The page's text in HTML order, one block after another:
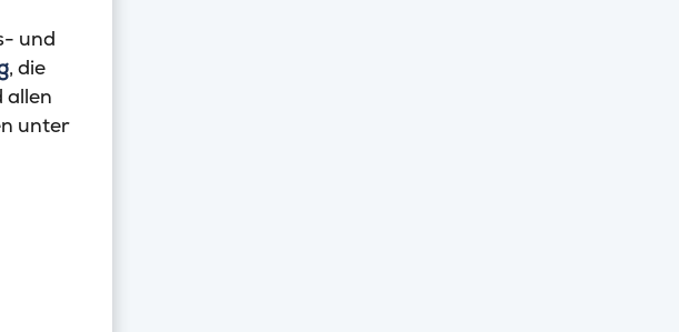
und
, die
allen
unter